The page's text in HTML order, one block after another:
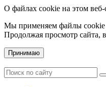
О файлах cookie на этом веб-
Мы применяем файлы cookie
Продолжая просмотр сайта,
Принимаю